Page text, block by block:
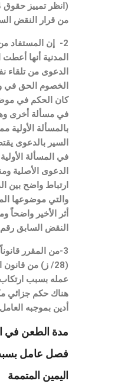
من قرار النقض السابق
المدنية أنها
الدعوى من تلقاء
الخصوم الحق في
كان الحكم في
في مسألة أخرى
بالمسألة الأولية
السير بالدعوى
في المسألة
الدعوى الأصلية
ارتباط واضح بين
والتي موضوعها
أثر الأخير واضحاً
النقض السابق رقم 4112/2018).
3-من المقرر
(28/ ز) من
عمله بسبب
هناك حكم جزائي
أدين بموجبه
مدة الطعن في
فصل عامل
اليمين المتممة